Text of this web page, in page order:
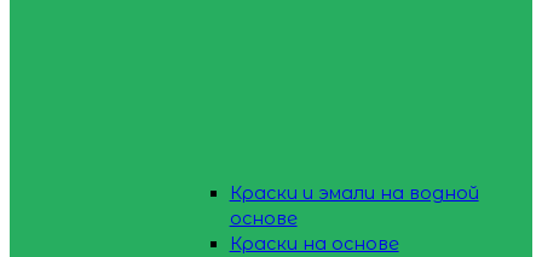
Краски и эмали на водной
основе
Краски на основе